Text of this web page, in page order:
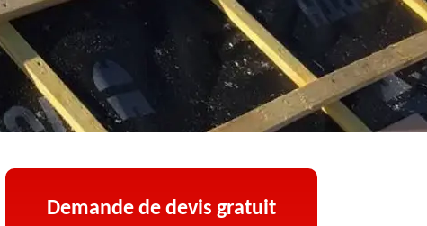
Demande de devis gratuit